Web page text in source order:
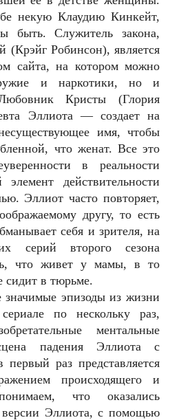
некую Клаудию Кинкейт,
быть. Служитель закона,
(Крэйг Робинсон), является
сайта, на котором можно
и наркотики, но и
Кристы (Глория
Эллиота — создает на
имя, чтобы
что женат. Все это
в реальности
действительности
Эллиот часто повторяет,
другу, то есть
себя и зрителя, на
серий второго сезона
что живет у мамы, в то
сидит в тюрьме.
значимые эпизоды из жизни
по нескольку раз,
ментальные
падения Эллиота с
раз представляется
происходящего и
что оказались
версии Эллиота, с помощью